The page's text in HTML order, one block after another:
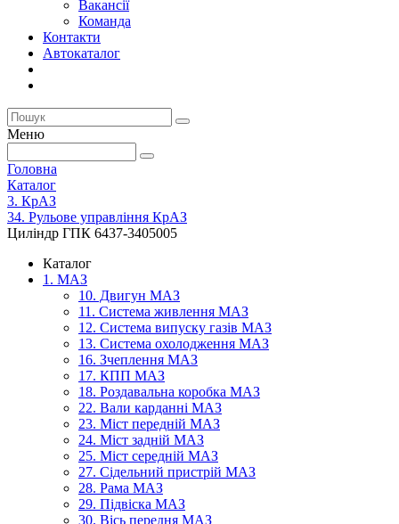
Вакансії
Команда
Контакти
Автокаталог
Меню
Головна
Каталог
3. КрАЗ
34. Рульове управління КрАЗ
Циліндр ГПК 6437-3405005
Каталог
1. МАЗ
10. Двигун МАЗ
11. Система живлення МАЗ
12. Система випуску газів МАЗ
13. Система охолодження МАЗ
16. Зчеплення МАЗ
17. КПП МАЗ
18. Роздавальна коробка МАЗ
22. Вали карданні МАЗ
23. Міст передній МАЗ
24. Міст задній МАЗ
25. Міст середній МАЗ
27. Сідельний пристрій МАЗ
28. Рама МАЗ
29. Підвіска МАЗ
30. Вісь передня МАЗ